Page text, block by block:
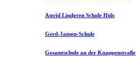
Astrid Lindgren Schule Hüls
Gerd-Jansen-Schule
Gesamtschule an der Knappenstraße